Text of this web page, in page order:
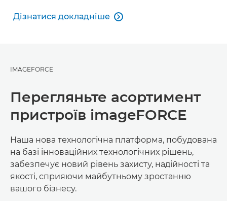
Дізнатися докладніше
Дізнатися докладніше

IMAGEFORCE
Перегляньте асортимент
пристроїв imageFORCE
Наша нова технологічна платформа, побудована
на базі інноваційних технологічних рішень,
забезпечує новий рівень захисту, надійності та
якості, сприяючи майбутньому зростанню
вашого бізнесу.